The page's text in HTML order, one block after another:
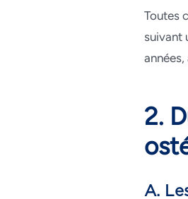
Toutes
suivant
2.
A.